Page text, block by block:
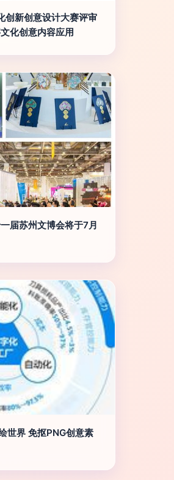
创新创意设计大赛评审
化创意内容应用
届苏州文博会将于7月
世界 免抠PNG创意素